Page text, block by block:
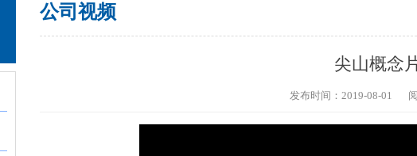
公司视频
尖山概念
发布时间：2019-08-01